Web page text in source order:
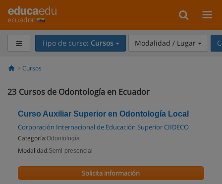
ecuador
Tipo de curso: Cursos Modalidad / Lugar
Cursos
23 Cursos de Odontología en Ecuador
Curso Auxiliar Superior en Odontología Local
Corporación Internacional de Educación Superior CIIDECO
Categoría:Odontología
Modalidad:Semi-presencial
Solicita información